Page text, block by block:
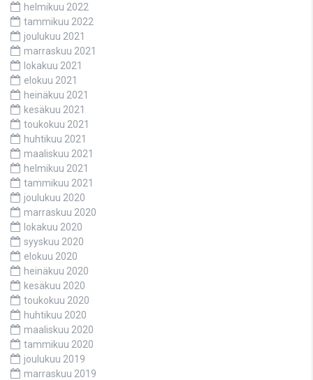
helmikuu 2022
tammikuu 2022
joulukuu 2021
marraskuu 2021
lokakuu 2021
elokuu 2021
heinäkuu 2021
kesäkuu 2021
toukokuu 2021
huhtikuu 2021
maaliskuu 2021
helmikuu 2021
tammikuu 2021
joulukuu 2020
marraskuu 2020
lokakuu 2020
syyskuu 2020
elokuu 2020
heinäkuu 2020
kesäkuu 2020
toukokuu 2020
huhtikuu 2020
maaliskuu 2020
tammikuu 2020
joulukuu 2019
marraskuu 2019